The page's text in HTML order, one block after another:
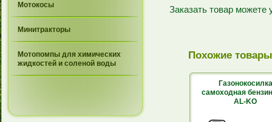
Мотокосы
Минитракторы
Мотопомпы для химических
жидкостей и соленой воды
Заказать товар
Похожие товары
Газонокосилка
самоходная
AL-KO